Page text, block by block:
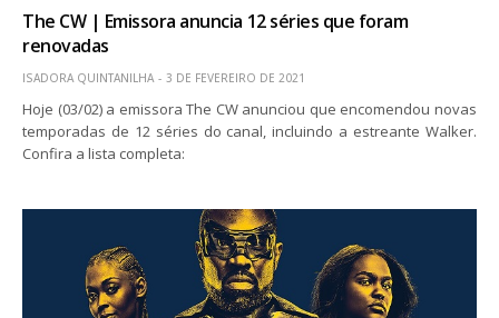
The CW | Emissora anuncia 12 séries que foram
renovadas
ISADORA QUINTANILHA 3 DE FEVEREIRO DE 2021
Hoje (03/02) a emissora The CW anunciou que encomendou novas
temporadas de 12 séries do canal, incluindo a estreante Walker.
Confira a lista completa: